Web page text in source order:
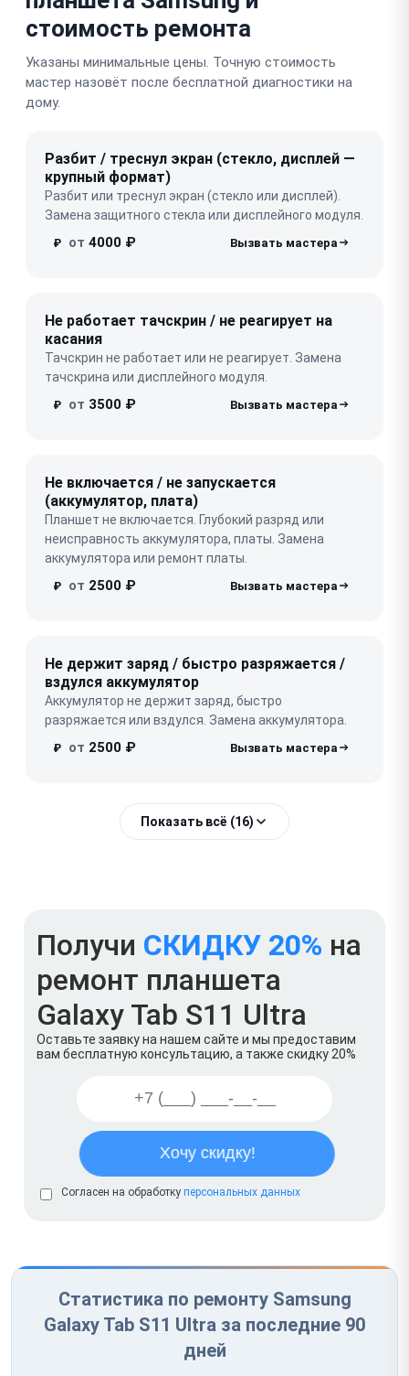
стоимость ремонта
Указаны минимальные цены. Точную стоимость
мастер назовёт после бесплатной диагностики на
дому.
Разбит / треснул экран (стекло, дисплей —
крупный формат)
Разбит или треснул экран (стекло или дисплей).
Замена защитного стекла или дисплейного модуля.
₽ от 4000 ₽
Не работает тачскрин / не реагирует на
касания
Тачскрин не работает или не реагирует. Замена
тачскрина или дисплейного модуля.
₽ от 3500 ₽
Не включается / не запускается
(аккумулятор, плата)
Планшет не включается. Глубокий разряд или
неисправность аккумулятора, платы. Замена
аккумулятора или ремонт платы.
₽ от 2500 ₽
Не держит заряд / быстро разряжается /
вздулся аккумулятор
Аккумулятор не держит заряд, быстро
разряжается или вздулся. Замена аккумулятора.
₽ от 2500 ₽
Показать всё (16)
Получи СКИДКУ 20% на
ремонт планшета
Galaxy Tab S11 Ultra
Оставьте заявку на нашем сайте и мы предоставим
вам бесплатную консультацию, а также скидку 20%
Согласен на обработку персональных данных
Статистика по ремонту Samsung
Galaxy Tab S11 Ultra за последние 90
дней